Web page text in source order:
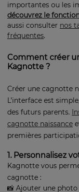
importantes ou les
découvrez le
aussi consulter nos
fréquentes.
Comment créer
Kagnotte ?
Créer une cagnotte
L’interface est
des futurs parents.
cagnotte naissance
premières
1. Personnalisez
Kagnotte vous
cagnotte :
📸 Ajouter une